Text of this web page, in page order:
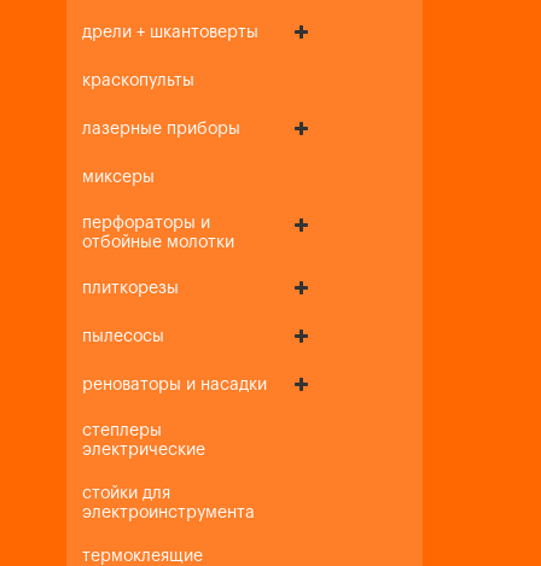
дрели + шкантоверты
краскопульты
лазерные приборы
миксеры
перфораторы и
отбойные молотки
плиткорезы
пылесосы
реноваторы и насадки
степлеры
электрические
стойки для
электроинструмента
термоклеящие